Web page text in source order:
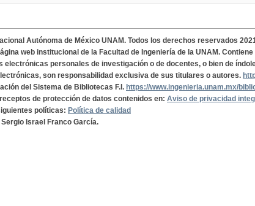
Autónoma de México UNAM. Todos los derechos reservados
web institucional de la Facultad de Ingeniería de la UNAM.
electrónicas personales de investigación o de docentes, o bien de
son responsabilidad exclusiva de sus titulares o autores.
del Sistema de Bibliotecas F.I. https://www.ingenieria.unam.mx/
de protección de datos contenidos en: Aviso de privacidad
políticas: Política de calidad
Israel Franco García.